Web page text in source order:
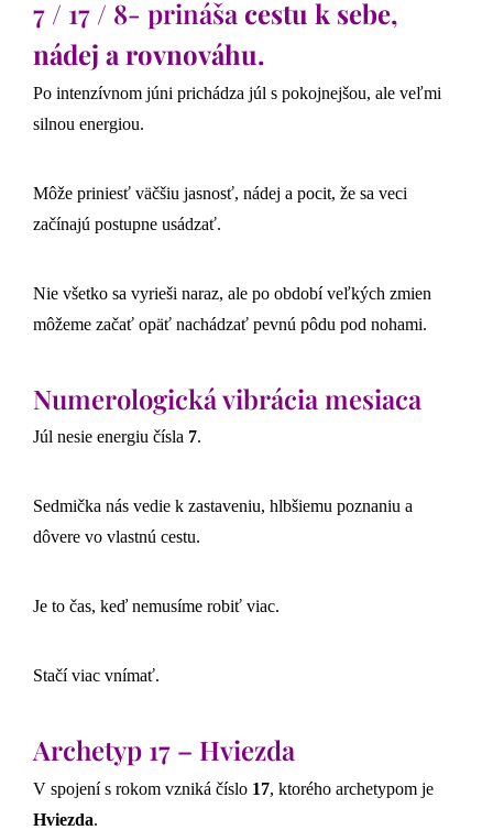
7 / 17 / 8- prináša cestu k sebe,
nádej a rovnováhu.
Po intenzívnom júni prichádza júl s pokojnejšou, ale veľmi
silnou energiou.
Môže priniesť väčšiu jasnosť, nádej a pocit, že sa veci
začínajú postupne usádzať.
Nie všetko sa vyrieši naraz, ale po období veľkých zmien
môžeme začať opäť nachádzať pevnú pôdu pod nohami.
Numerologická vibrácia mesiaca
Júl nesie energiu čísla 7.
Sedmička nás vedie k zastaveniu, hlbšiemu poznaniu a
dôvere vo vlastnú cestu.
Je to čas, keď nemusíme robiť viac.
Stačí viac vnímať.
Archetyp 17 – Hviezda
V spojení s rokom vzniká číslo 17, ktorého archetypom je
Hviezda.